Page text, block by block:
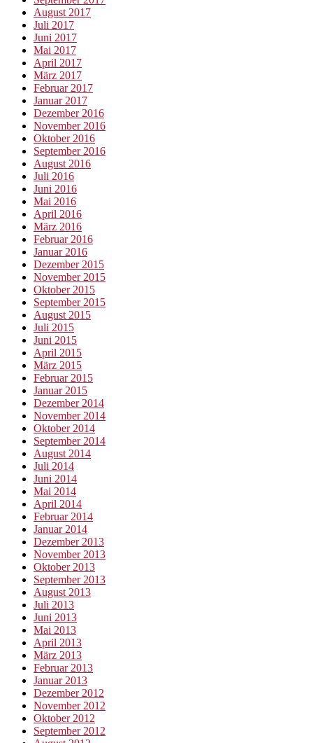
August 2017
Juli 2017
Juni 2017
Mai 2017
April 2017
März 2017
Februar 2017
Januar 2017
Dezember 2016
November 2016
Oktober 2016
September 2016
August 2016
Juli 2016
Juni 2016
Mai 2016
April 2016
März 2016
Februar 2016
Januar 2016
Dezember 2015
November 2015
Oktober 2015
September 2015
August 2015
Juli 2015
Juni 2015
April 2015
März 2015
Februar 2015
Januar 2015
Dezember 2014
November 2014
Oktober 2014
September 2014
August 2014
Juli 2014
Juni 2014
Mai 2014
April 2014
Februar 2014
Januar 2014
Dezember 2013
November 2013
Oktober 2013
September 2013
August 2013
Juli 2013
Juni 2013
Mai 2013
April 2013
März 2013
Februar 2013
Januar 2013
Dezember 2012
November 2012
Oktober 2012
September 2012